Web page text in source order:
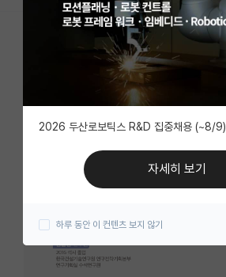
전체글보기
베스트 게시판
IF 명예의전당
자유 게시판(아무개랩)
미국 유학 게시판
미국 대학원 합격 후기 게시판
대학원 합격 후기 게시판
연구실(PI) 홍보 게시판
2026 두산로보틱스 R&D 집중채용 (~8/9)
자세히 보기
하루 동안 이 컨텐츠 보지 않기